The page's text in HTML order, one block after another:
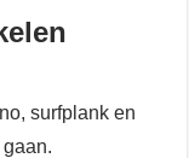
surfplank en